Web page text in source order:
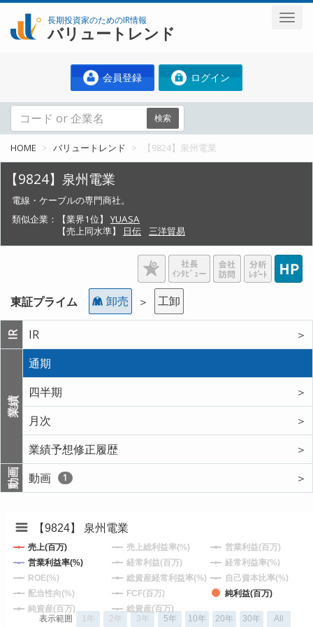
長期投資家のためのIR情報
バリュートレンド
会員登録 ログイン
検索
HOME バリュートレンド 【9824】泉州電業
【9824】泉州電業
電線・ケーブルの専門商社。
類似企業：
【業界1位】
YUASA
【売上同水準】
日伝 三洋貿易
東証プライム 卸売 ＞ 工卸
IR IR ＞
業績
通期
四半期
＞
月次
＞
業績予想修正履歴
＞
動画 動画 1 ＞
【9824】 泉州電業
表示範囲 1年 2年 3年 5年 10年 20年 30年 All
売上(百万) 売上総利益率(%)
営業利益(百万)
営業利益率(%)
経常利益(百万)
経常利益率(%)
ROE(%)
総資産経常利益率(%)
自己資本比率(%)
配当性向(%)
FCF(百万)
純利益(百万)
純資産(百万)
総資産(百万)